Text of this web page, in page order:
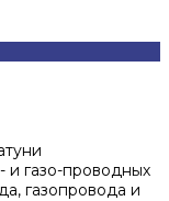
и газо-проводных
газопровода и